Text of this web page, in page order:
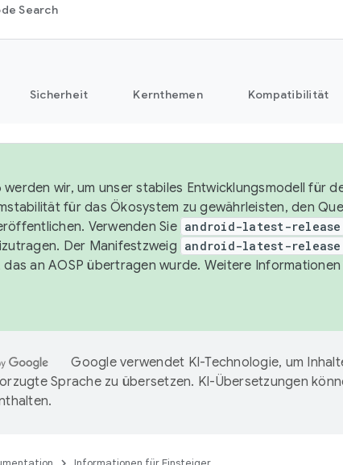
Search
Sicherheit Kernthemen Kompatibilität
werden wir, um unser stabiles Entwicklungsmodell für
für das Ökosystem zu gewährleisten, den
Verwenden Sie android-latest-release
Der Manifestzweig android-latest-release
das an AOSP übertragen wurde. Weitere
Google verwendet KI-Technologie, um
Sprache zu übersetzen. KI-Übersetzungen